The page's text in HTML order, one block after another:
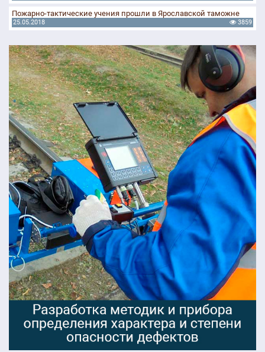
Пожарно-тактические учения прошли в Ярославской таможне
25.05.2018 3859